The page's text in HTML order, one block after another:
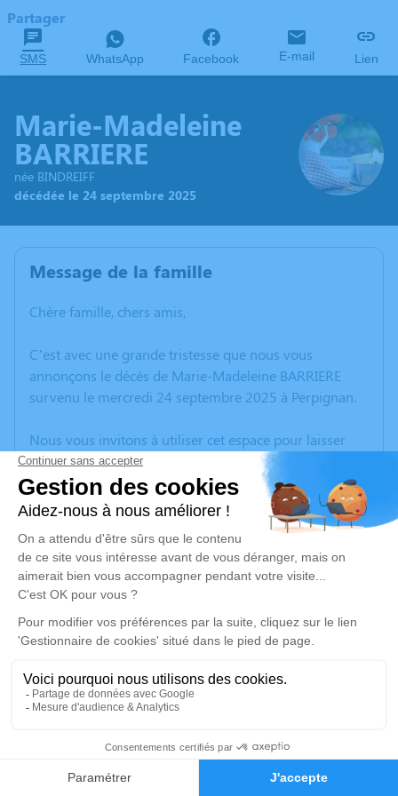
Faire-part Hommages
Partager
SMS WhatsApp Facebook E-mail Lien
Marie-Madeleine
BARRIERE
née BINDREIFF
décédée le 24 septembre 2025
Message de la famille
Chère famille, chers amis,
C’est avec une grande tristesse que nous vous
annonçons le décès de Marie-Madeleine BARRIERE
survenu le mercredi 24 septembre 2025 à Perpignan.
Nous vous invitons à utiliser cet espace pour laisser
vos condoléances, partager des photos souvenirs, une
anecdote ou exprimer vos pensées à travers des
poèmes ou des textes. Cet endroit est un lieu
d'expression dédié à honorer la mémoire de Marie-
Madeleine BARRIERE.
Un service de plantation d’arbre hommage est
disponible ici
Cérémonie religieuse
Église de Saillagouse
66800 Saillagouse